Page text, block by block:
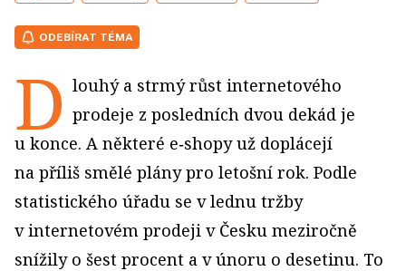
ODEBÍRAT TÉMA
D louhý a strmý růst internetového
prodeje z posledních dvou dekád je
u konce. A některé e‑shopy už doplácejí
na příliš smělé plány pro letošní rok. Podle
statistického úřadu se v lednu tržby
v internetovém prodeji v Česku meziročně
snížily o šest procent a v únoru o desetinu. To